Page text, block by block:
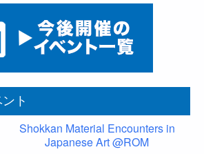
ト
Shokkan Material Encounters in
Japanese Art @ROM